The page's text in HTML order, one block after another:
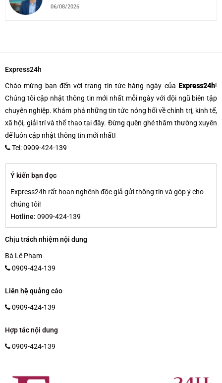
06/08/2026
Express24h
Chào mừng bạn đến với trang tin tức hàng ngày của Express24h!
Chúng tôi cập nhật thông tin mới nhất mỗi ngày với đội ngũ biên tập
chuyên nghiệp. Khám phá những tin tức nóng hổi về chính trị, kinh tế,
xã hội, giải trí và thể thao tại đây. Đừng quên ghé thăm thường xuyên
để luôn cập nhật thông tin mới nhất!
Tel: 0909-424-139
Ý kiến bạn đọc
Express24h rất hoan nghênh độc giả gửi thông tin và góp ý cho
chúng tôi!
Hotline: 0909-424-139
Chịu trách nhiệm nội dung
Bà Lê Phạm
0909-424-139
Liên hệ quảng cáo
0909-424-139
Hợp tác nội dung
0909-424-139